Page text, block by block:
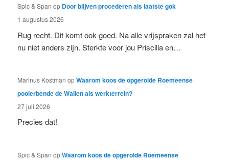
Spic & Span op Door blijven procederen als laatste gok
1 augustus 2026
Rug recht. Dit komt ook goed. Na alle vrijspraken zal het
nu niet anders zijn. Sterkte voor jou Priscilla en…
Marinus Kostman opWaarom koos de opgerolde Roemeense
pooierbende de Wallen als werkterrein?
27 juli 2026
Precies dat!
Spic & Span opWaarom koos de opgerolde Roemeense